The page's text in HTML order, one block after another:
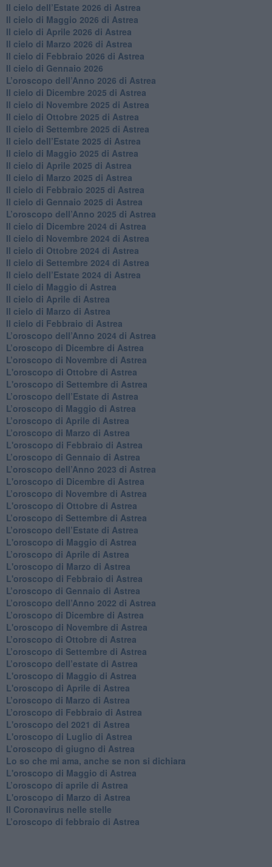
​Il cielo dell’Estate 2026 di Astrea
​Il cielo di Maggio 2026 di Astrea
​Il cielo di Aprile 2026 di Astrea
​Il cielo di Marzo 2026 di Astrea
​Il cielo di Febbraio 2026 di Astrea
Il cielo di Gennaio 2026
​L’oroscopo dell’Anno 2026 di Astrea
​Il cielo di Dicembre 2025 di Astrea
​Il cielo di Novembre 2025 di Astrea
​Il cielo di Ottobre 2025 di Astrea
Il cielo di Settembre 2025 di Astrea
Il cielo dell’Estate 2025 di Astrea
​Il cielo di Maggio 2025 di Astrea
​Il cielo di Aprile 2025 di Astrea
Il cielo di Marzo 2025 di Astrea
​Il cielo di Febbraio 2025 di Astrea
Il cielo di Gennaio 2025 di Astrea
​L’oroscopo dell’Anno 2025 di Astrea
​Il cielo di Dicembre 2024 di Astrea
Il cielo di Novembre 2024 di Astrea
​Il cielo di Ottobre 2024 di Astrea
​Il cielo di Settembre 2024 di Astrea
Il cielo dell’Estate 2024 di Astrea
Il cielo di Maggio di Astrea
Il cielo di Aprile di Astrea
​Il cielo di Marzo di Astrea
​Il cielo di Febbraio di Astrea
​L’oroscopo dell’Anno 2024 di Astrea
​L’oroscopo di Dicembre di Astrea
​L’oroscopo di Novembre di Astrea
L'oroscopo di Ottobre di Astrea
L'oroscopo di Settembre di Astrea
L’oroscopo dell’Estate di Astrea
​L’oroscopo di Maggio di Astrea
​L’oroscopo di Aprile di Astrea
L’oroscopo di Marzo di Astrea
L'oroscopo di Febbraio di Astrea
​L’oroscopo di Gennaio di Astrea
​L’oroscopo dell’Anno 2023 di Astrea
L'oroscopo di Dicembre di Astrea
L’oroscopo di Novembre di Astrea
L'oroscopo di Ottobre di Astrea
​L’oroscopo di Settembre di Astrea
​L’oroscopo dell’Estate di Astrea
L'oroscopo di Maggio di Astrea
​L’oroscopo di Aprile di Astrea
L'oroscopo di Marzo di Astrea
L'oroscopo di Febbraio di Astrea
​L’oroscopo di Gennaio di Astrea
​L’oroscopo dell’Anno 2022 di Astrea
​L’oroscopo di Dicembre di Astrea
L'oroscopo di Novembre di Astrea
​L’oroscopo di Ottobre di Astrea
​L’oroscopo di Settembre di Astrea
L’oroscopo dell’estate di Astrea
L'oroscopo di Maggio di Astrea
L'oroscopo di Aprile di Astrea
​L’oroscopo di Marzo di Astrea
​L’oroscopo di Febbraio di Astrea
L'oroscopo del 2021 di Astrea
L'oroscopo di Luglio di Astrea
​L’oroscopo di giugno di Astrea
​Lo so che mi ama, anche se non si dichiara
L'oroscopo di Maggio di Astrea
​L’oroscopo di aprile di Astrea
L'oroscopo di Marzo di Astrea
Il Coronavirus nelle stelle
​L’oroscopo di febbraio di Astrea